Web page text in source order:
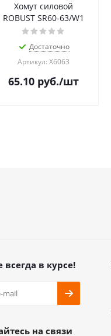
Хомут силовой
ROBUST SR60-63/W1
Достаточно
Артикул: Х6063
65.10 руб./шт
всегда в курсе!
на связи